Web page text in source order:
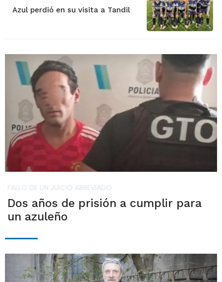
Azul perdió en su visita a Tandil
FALLO DE UN JUICIO ABREVIADO
Dos años de prisión a cumplir para
un azuleño